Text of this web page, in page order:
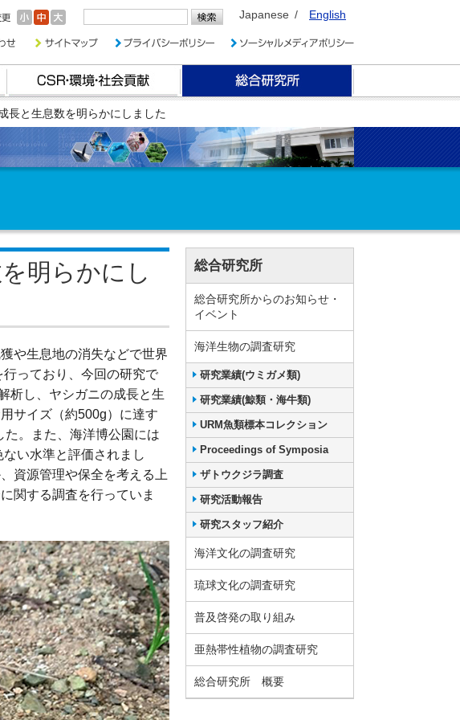
Japanese English
長と生息数を明らかにしました
明らかにし
や生息地の消失などで世界
っており、今回の研究で
析し、ヤシガニの成長と生
サイズ（約500g）に達す
。また、海洋博公園には
い水準と評価されまし
資源管理や保全を考える上
関する調査を行っていま
総合研究所
総合研究所からのお知らせ・
イベント
海洋生物の調査研究
研究業績(ウミガメ類)
研究業績(鯨類・海牛類)
URM魚類標本コレクション
Proceedings of Symposia
ザトウクジラ調査
研究活動報告
研究スタッフ紹介
海洋文化の調査研究
琉球文化の調査研究
普及啓発の取り組み
亜熱帯性植物の調査研究
総合研究所 概要